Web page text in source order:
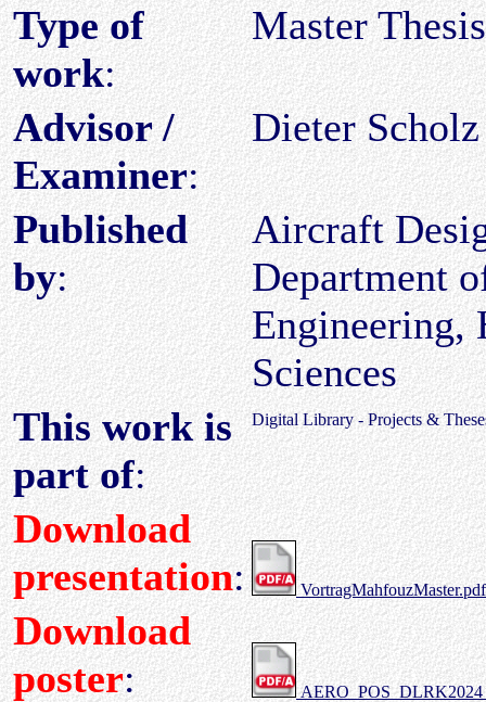
Type of
work:
Master Thesis
Advisor /
Examiner:
Dieter Scholz
Published
by:
Aircraft
Department
Engineering,
Sciences
This work is
part of:
Digital Library - Projects &
Download
presentation: VortragMahfouzMaster.pdf
Download
poster: